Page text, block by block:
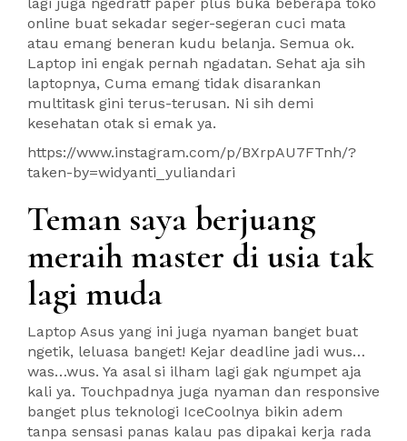
online buat sekadar seger-segeran cuci mata
atau emang beneran kudu belanja. Semua ok.
Laptop ini engak pernah ngadatan. Sehat aja sih
laptopnya, Cuma emang tidak disarankan
multitask gini terus-terusan. Ni sih demi
kesehatan otak si emak ya.
https://www.instagram.com/p/BXrpAU7FTnh/?
taken-by=widyanti_yuliandari
Teman saya berjuang
meraih master di usia tak
lagi muda
Laptop Asus yang ini juga nyaman banget buat
ngetik, leluasa banget! Kejar deadline jadi wus…
was…wus. Ya asal si ilham lagi gak ngumpet aja
kali ya. Touchpadnya juga nyaman dan responsive
banget plus teknologi IceCoolnya bikin adem
tanpa sensasi panas kalau pas dipakai kerja rada